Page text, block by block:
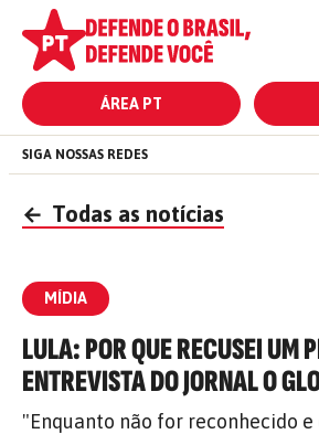
ÁREA PT
SIGA NOSSAS REDES
← Todas as notícias
MÍDIA
LULA: POR QUE RECUSEI UM
ENTREVISTA DO JORNAL O
"Enquanto não for reconhecido